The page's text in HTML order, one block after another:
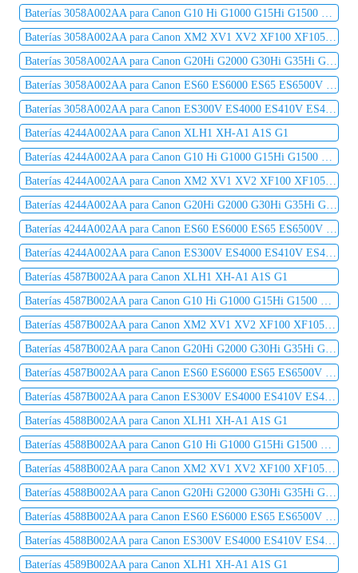
Baterías 3058A002AA para Canon G10 Hi G1000 G15Hi G1500 G20Hi G2000 G30Hi G35Hi G45Hi
Baterías 3058A002AA para Canon XM2 XV1 XV2 XF100 XF105 XF300 XF305 C2 DM-MV1 DM-MV10
Baterías 3058A002AA para Canon G20Hi G2000 G30Hi G35Hi G45Hi MV1 MV10 MV10i MV20 MV20i
Baterías 3058A002AA para Canon ES60 ES6000 ES65 ES6500V ES7000es ES7000V ES75 ES8000V
Baterías 3058A002AA para Canon ES300V ES4000 ES410V ES420V ES50 ES5000 ES520A ES55
Baterías 4244A002AA para Canon XLH1 XH-A1 A1S G1
Baterías 4244A002AA para Canon G10 Hi G1000 G15Hi G1500 G20Hi G2000 G30Hi G35Hi G45Hi
Baterías 4244A002AA para Canon XM2 XV1 XV2 XF100 XF105 XF300 XF305 C2 DM-MV1 DM-MV10
Baterías 4244A002AA para Canon G20Hi G2000 G30Hi G35Hi G45Hi MV1 MV10 MV10i MV20 MV20i
Baterías 4244A002AA para Canon ES60 ES6000 ES65 ES6500V ES7000es ES7000V ES75 ES8000V
Baterías 4244A002AA para Canon ES300V ES4000 ES410V ES420V ES50 ES5000 ES520A ES55
Baterías 4587B002AA para Canon XLH1 XH-A1 A1S G1
Baterías 4587B002AA para Canon G10 Hi G1000 G15Hi G1500 G20Hi G2000 G30Hi G35Hi G45Hi
Baterías 4587B002AA para Canon XM2 XV1 XV2 XF100 XF105 XF300 XF305 C2 DM-MV1 DM-MV10
Baterías 4587B002AA para Canon G20Hi G2000 G30Hi G35Hi G45Hi MV1 MV10 MV10i MV20 MV20i
Baterías 4587B002AA para Canon ES60 ES6000 ES65 ES6500V ES7000es ES7000V ES75 ES8000V
Baterías 4587B002AA para Canon ES300V ES4000 ES410V ES420V ES50 ES5000 ES520A ES55
Baterías 4588B002AA para Canon XLH1 XH-A1 A1S G1
Baterías 4588B002AA para Canon G10 Hi G1000 G15Hi G1500 G20Hi G2000 G30Hi G35Hi G45Hi
Baterías 4588B002AA para Canon XM2 XV1 XV2 XF100 XF105 XF300 XF305 C2 DM-MV1 DM-MV10
Baterías 4588B002AA para Canon G20Hi G2000 G30Hi G35Hi G45Hi MV1 MV10 MV10i MV20 MV20i
Baterías 4588B002AA para Canon ES60 ES6000 ES65 ES6500V ES7000es ES7000V ES75 ES8000V
Baterías 4588B002AA para Canon ES300V ES4000 ES410V ES420V ES50 ES5000 ES520A ES55
Baterías 4589B002AA para Canon XLH1 XH-A1 A1S G1